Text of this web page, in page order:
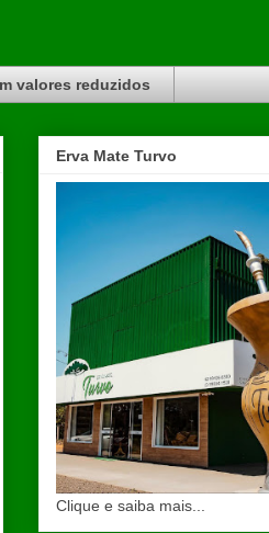
valores reduzidos
Erva Mate Turvo
Clique e saiba mais...